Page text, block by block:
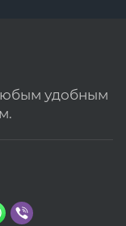
удобным